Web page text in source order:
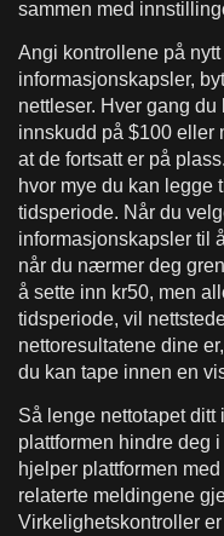
sammen med
Angi kontrollene på
informasjonskapsler,
nettleser. Hver gang
innskudd på $100 eller
at de fortsatt er på
hvor mye du kan legge
tidsperiode. Når du
informasjonskapsler til
når du nærmer deg
å sette inn kr50, men
tidsperiode, vil
nettoresultatene dine
du kan tape innen en
Så lenge nettotapet ditt
plattformen hindre deg
hjelper plattformen
relaterte meldingene
Virkelighetskontroller